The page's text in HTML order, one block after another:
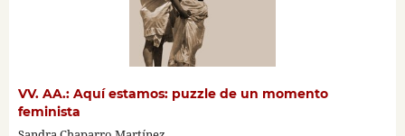
VV. AA.: Aquí estamos: puzzle de un momento
feminista